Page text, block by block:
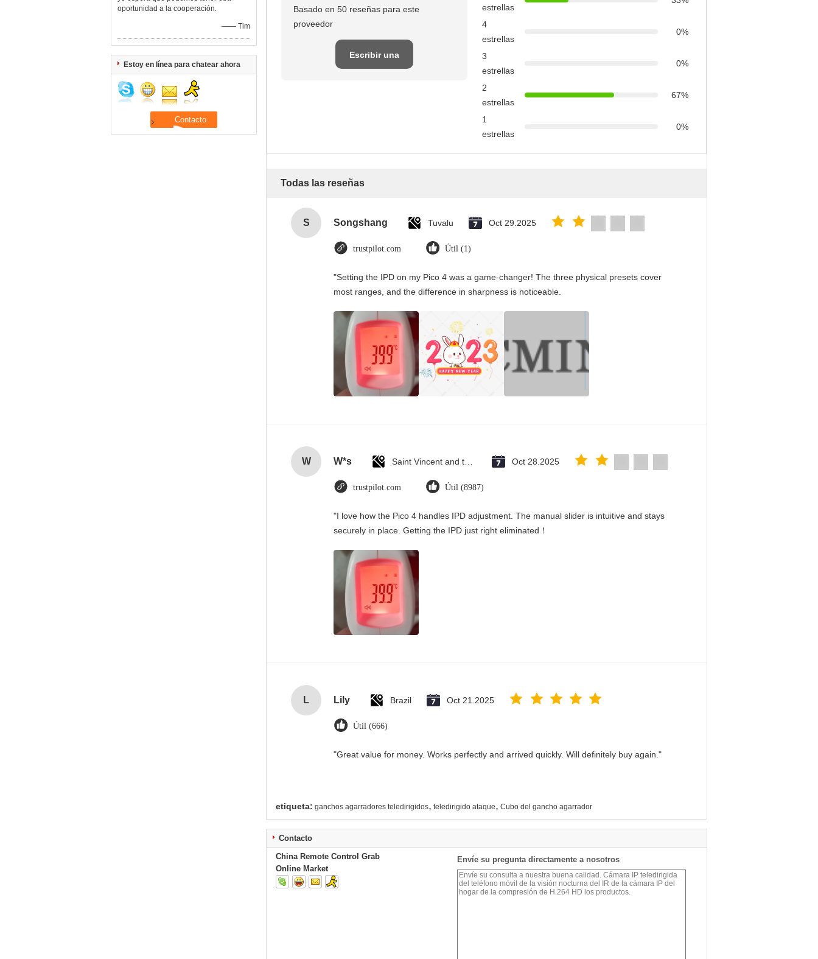
oportunidad a la cooperación.
—— Tim
Estoy en línea para chatear ahora
Basado en 50 reseñas para este
proveedor
Escribir una
estrellas
4
estrellas
0%
3
estrellas
0%
2
estrellas
67%
1
estrellas
0%
Todas las reseñas
S Songshang Tuvalu Oct 29.2025
trustpilot.com Útil (1)
"Setting the IPD on my Pico 4 was a game-changer! The three physical presets cover
most ranges, and the difference in sharpness is noticeable.
W W*s Oct 28.2025
trustpilot.com Útil (8987)
"I love how the Pico 4 handles IPD adjustment. The manual slider is intuitive and stays
securely in place. Getting the IPD just right eliminated！
L Lily Brazil Oct 21.2025
Útil (666)
"Great value for money. Works perfectly and arrived quickly. Will definitely buy again."
etiqueta: ganchos agarradores teledirigidos, teledirigido ataque, Cubo del gancho agarrador
Contacto
China Remote Control Grab
Online Market
Envíe su pregunta directamente a nosotros